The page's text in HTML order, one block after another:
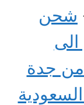
شحن
جدة